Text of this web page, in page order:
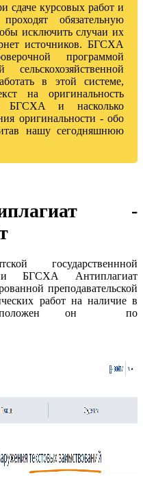
сдаче курсовых работ и
обязательную
исключить случаи их
источников. БГСХА
программой
сельскохозяйственной
в этой системе,
на оригинальность
БГСХА и насколько
оригинальности - обо
нашу сегодняшнюю
-
государственнной
БГСХА Антиплагиат
преподавательской
работ на наличие в
он по